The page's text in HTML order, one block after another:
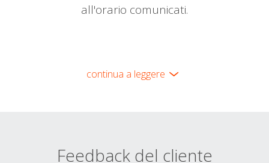
all'orario comunicati.
continua a leggere
Feedback del cliente